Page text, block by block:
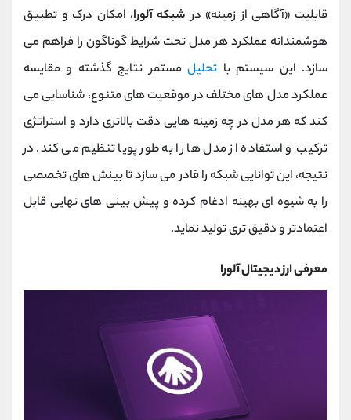
قابلیت «آگاهی از زمینه» در شبکه آلورا، امکان درک و تطبیق
هوشمندانه عملکرد هر مدل تحت شرایط گوناگون را فراهم می
‌سازد. این سیستم با تحلیلمستمر نتایج گذشته و مقایسه
عملکرد مدل‌ های مختلف در موقعیت ‌های متنوع، شناسایی می‌
کند که هر مدل در چه زمینه ‌هایی دقت بالاتری دارد و استراتژی
ترکیب و استفاده از مدل ‌ها را به ‌طور پویا تنظیم می ‌کند. در
نتیجه، این توانایی شبکه را قادر می‌ سازد تا بینش ‌های تخصصی
را به ‌شیوه ‌ای بهینه ادغام کرده و پیش ‌بینی ‌های نهایی قابل‌
اعتمادتر و دقیق ‌تری تولید نماید.
معرفی ارز دیجیتال آلورا